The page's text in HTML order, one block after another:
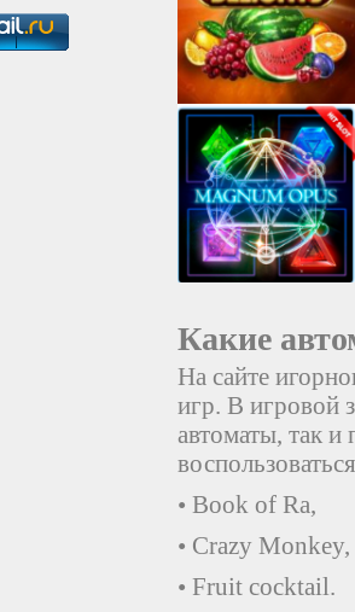
Какие
На сайте
игр. В игровой
автоматы, так
• Book of Ra,
• Crazy Monkey,
• Fruit cocktail.